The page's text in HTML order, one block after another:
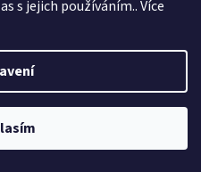
s jejich používáním.. Více